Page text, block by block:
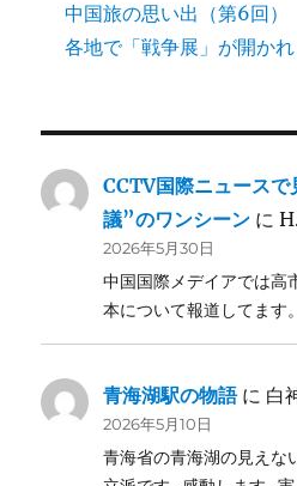
中国旅の思い出（第6回）
各地で「戦争展」が開か
CCTV国際ニュース
議”のワンシーン に
2026年5月30日
中国国際メデイアでは高
本について報道してます
青海湖駅の物語に 白
2026年5月10日
青海省の青海湖の見え